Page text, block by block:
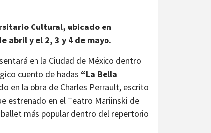
Cultural, ubicado en
abril y el 2, 3 y 4 de mayo.
en la Ciudad de México dentro
cuento de hadas “La Bella
en la obra de Charles Perrault, escrito
estrenado en el Teatro Mariinski de
más popular dentro del repertorio